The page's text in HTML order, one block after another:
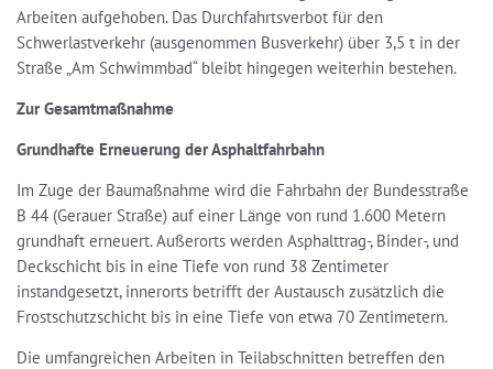
Arbeiten aufgehoben. Das Durchfahrtsverbot für den
Schwerlastverkehr (ausgenommen Busverkehr) über 3,5 t in der
Straße „Am Schwimmbad“ bleibt hingegen weiterhin bestehen.
Zur Gesamtmaßnahme
Grundhafte Erneuerung der Asphaltfahrbahn
Im Zuge der Baumaßnahme wird die Fahrbahn der Bundesstraße
B 44 (Gerauer Straße) auf einer Länge von rund 1.600 Metern
grundhaft erneuert. Außerorts werden Asphalttrag-, Binder-, und
Deckschicht bis in eine Tiefe von rund 38 Zentimeter
instandgesetzt, innerorts betrifft der Austausch zusätzlich die
Frostschutzschicht bis in eine Tiefe von etwa 70 Zentimetern.
Die umfangreichen Arbeiten in Teilabschnitten betreffen den